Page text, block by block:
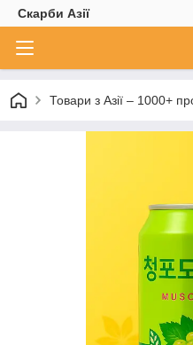
Скарби Азії
Товари з Азії – 1000+